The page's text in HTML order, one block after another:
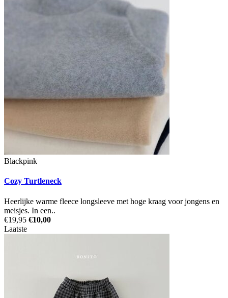
Blackpink
Cozy Turtleneck
Heerlijke warme fleece longsleeve met hoge kraag voor jongens en
meisjes. In een..
€19,95 €10,00
Laatste